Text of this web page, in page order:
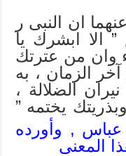
ان النبى ر
الا ابشرك يا
وان من عترتك
الزمان ، به
الضلالة ،
يختمه ”
عباس , وأورده
المعنى